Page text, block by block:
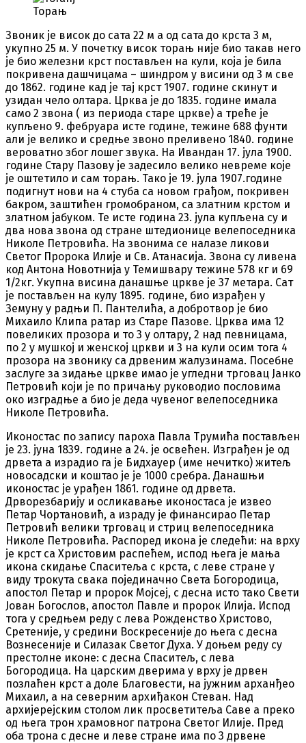
Торањ
Звоник је висок до сата 22 м а од сата до крста 3 м,
укупно 25 м. У почетку висок торањ није био такав него
је био железни крст постављен на кули, која је била
покривена дашчицама – шиндром у висини од 3 м све
до 1862. године кад је тај крст 1907. године скинут и
узидан чело олтара. Црква је до 1835. године имала
само 2 звона ( из периода старе цркве) а треће је
купљено 9. фебруара исте године, тежине 688 фунти
али је велико и средње звоно преливено 1840. године
вероватно због лошег звука. На Ивандан 17. јула 1900.
године Стару Пазову је задесило велико невреме које
је оштетило и сам торањ. Тако је 19. јула 1907.године
подигнут нови на 4 стуба са новом грађом, покривен
бакром, заштићен громобраном, са златним крстом и
златном јабуком. Те исте година 23. јула купљена су и
два нова звона од стране штедионице велепоседника
Николе Петровића. На звонима се налазе ликови
Светог Пророка Илије и Св. Атанасија. Звона су ливена
код Антона Новотнија у Темишвару тежине 578 кг и 69
1/2кг. Укупна висина данашње цркве је 37 метара. Сат
је постављен на кулу 1895. године, био израђен у
Земуну у радњи П. Пантелића, а добротвор је био
Михаило Клипа ратар из Старе Пазове. Црква има 12
повеликих прозора и то 3 у олтару, 2 над певницама,
по 2 у мушкој и женској цркви и 3 на кули осим тога 4
прозора на звонику са дрвеним жалузинама. Посебне
заслуге за зидање цркве имао је угледни трговац Јанко
Петровић који је по причању руководио пословима
око изградње а био је деда чувеног велепоседника
Николе Петровића.
Иконостас по запису пароха Павла Трумића постављен
је 23. јуна 1839. године а 24. је освећен. Изграђен је од
дрвета а израдио га је Бидхауер (име нечитко) житељ
новосадски и коштао је је 1000 сребра. Данашњи
иконостас је урађен 1861. године од дрвета.
Дрворезбарију и осликавање иконостаса је извео
Петар Чортановић, а израду је финансирао Петар
Петровић велики трговац и стриц велепоседника
Николе Петровића. Распоред икона је следећи: на врху
је крст са Христовим распећем, испод њега је мања
икона скидање Спаситеља с крста, с леве стране у
виду трокута свака појединачно Света Богородица,
апостол Петар и пророк Мојсеј, с десна исто тако Свети
Јован Богослов, апостол Павле и пророк Илија. Испод
тога у средњем реду с лева Рожденство Христово,
Сретеније, у средини Воскресеније до њега с десна
Вознесеније и Силазак Светог Духа. У доњем реду су
престолне иконе: с десна Спаситељ, с лева
Богородица. На царским дверима у врху је дрвен
позлаћен крст а доле Благовести, на јужним арханђео
Михаил, а на северним архиђакон Стеван. Над
архијерејским столом лик просветитеља Саве а преко
од њега трон храмовног патрона Светог Илије. Пред
оба трона с десне и леве стране има по 3 дрвене